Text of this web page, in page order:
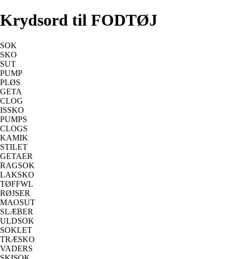
Krydsord til FODTØJ
SOK
SKO
SUT
PUMP
PLØS
GETA
CLOG
ISSKO
PUMPS
CLOGS
KAMIK
STILET
GETAER
RAGSOK
LAKSKO
TØFFWL
RØJSER
MAOSUT
SLÆBER
ULDSOK
SOKLET
TRÆSKO
VADERS